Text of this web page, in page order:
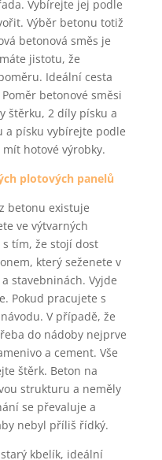
Vybírejte jej podle
Výběr betonu totiž
betonová směs je
jistotu, že
Ideální cesta
betonové směsi
štěrku, 2 díly písku a
a písku vybírejte podle
hotové výrobky.
plotových panelů
betonu existuje
ve výtvarných
tím, že stojí dost
který seženete v
stavebninách. Vyjde
Pokud pracujete s
V případě, že
do nádoby nejprve
a cement. Vše
štěrk. Beton na
strukturu a neměly
se převaluje a
nebyl příliš řídký.
kbelík, ideální